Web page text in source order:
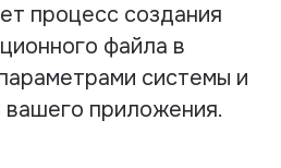
процесс создания
файла в
системы и
вашего приложения.